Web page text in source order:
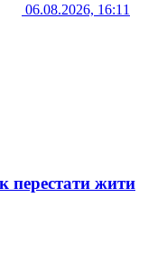
06.08.2026, 16:11
перестати жити